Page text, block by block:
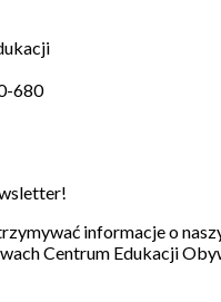
680
informacje o
Centrum Edukacji